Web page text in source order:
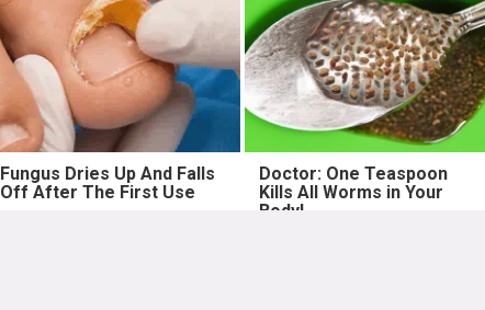
Fungus Dries Up And Falls
Off After The First Use
Doctor: One Teaspoon
Kills All Worms in Your
Body!